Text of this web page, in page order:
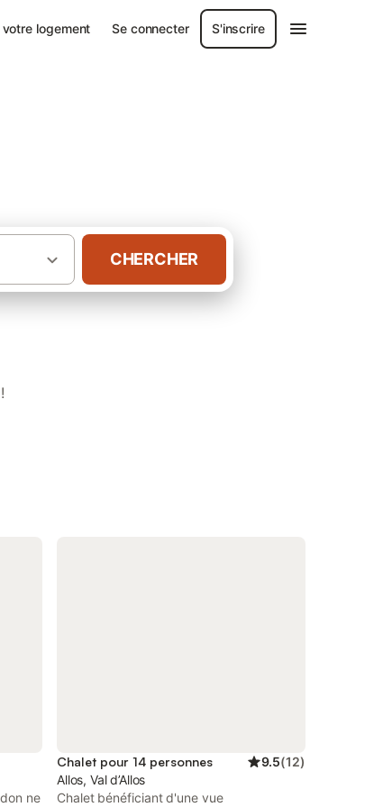
votre logement Se connecter S'inscrire
CHERCHER
ne
Chalet pour 14 personnes 9.5(12)
Allos, Val d’Allos
Chalet bénéficiant d'une vue